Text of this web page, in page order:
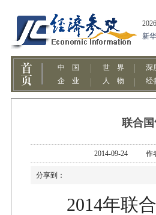
联合
2014-09-24 作
分享到：
2014年联合